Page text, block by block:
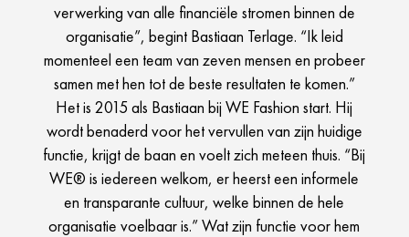
verwerking van alle financiële stromen binnen de
organisatie”, begint Bastiaan Terlage. “Ik leid
momenteel een team van zeven mensen en probeer
samen met hen tot de beste resultaten te komen.”
Het is 2015 als Bastiaan bij WE Fashion start. Hij
wordt benaderd voor het vervullen van zijn huidige
functie, krijgt de baan en voelt zich meteen thuis. “Bij
WE® is iedereen welkom, er heerst een informele
en transparante cultuur, welke binnen de hele
organisatie voelbaar is.” Wat zijn functie voor hem